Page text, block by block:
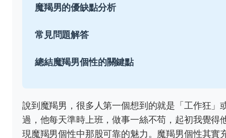
魔羯男的優缺點分析
常見問題解答
總結魔羯男個性的關鍵點
說到魔羯男，很多人第一個想到的就是「工作狂
過，他每天準時上班，做事一絲不苟，起初我覺
現魔羯男個性中那股可靠的魅力。魔羯男個性其